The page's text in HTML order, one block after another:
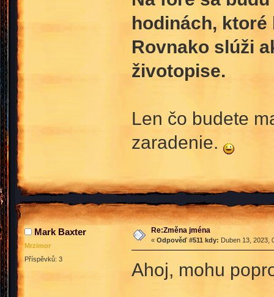
hodinách, ktoré
Rovnako slúži
životopise.
Len čo budete
zaradenie.
Mark Baxter
Mrzimor
Příspěvků: 3
Re:Změna jména
« Odpověď #511 kdy: Duben 13, 2023,
Ahoj, mohu